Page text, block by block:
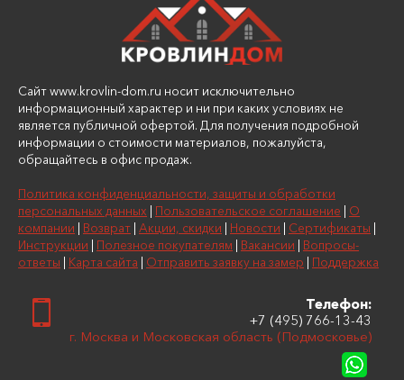
Сайт www.krovlin-dom.ru носит исключительно
информационный характер и ни при каких условиях не
является публичной офертой. Для получения подробной
информации о стоимости материалов, пожалуйста,
обращайтесь в офис продаж.
Политика конфиденциальности, защиты и обработки
персональных данных
Пользовательское соглашение
О
компании
Возврат Акции, скидки Новости Сертификаты
Инструкции
Полезное покупателям Вакансии
Вопросы-
ответы
Карта сайта Отправить заявку на замер Поддержка
Телефон:
+7 (495) 766-13-43
г. Москва и Московская область (Подмосковье)